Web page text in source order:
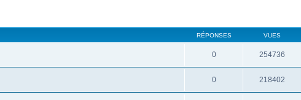
RÉPONSES VUES
0 254736
0 218402